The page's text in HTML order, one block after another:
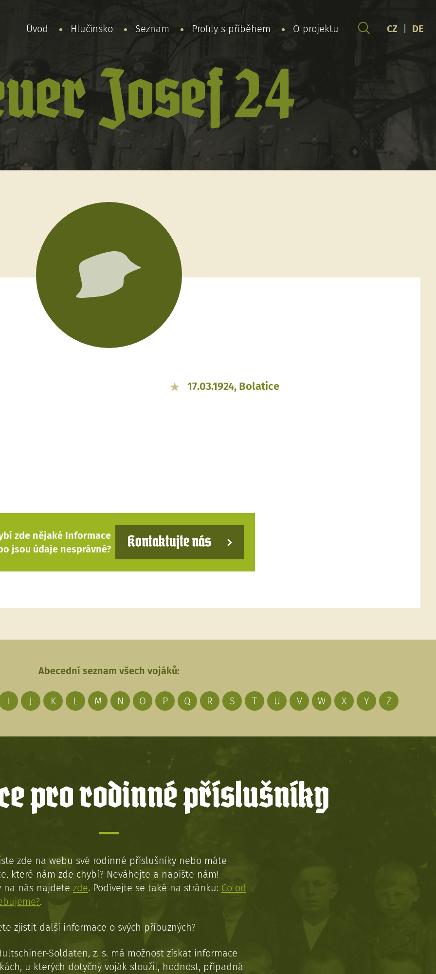
Úvod Hlučínsko Seznam Profily s příběhem O projektu CZ DE
Josef 24
17.03.1924, Bolatice
zde nějaké Informace
jsou údaje nesprávné?
Kontaktujte nás
Abecední seznam všech vojáků:
I J K L M N O P Q R S T U V W X Y Z
pro rodinné příslušníky
zde na webu své rodinné příslušníky nebo máte
které nám zde chybí? Neváhejte a napište nám!
na nás najdete zde. Podívejte se také na stránku: Co od
.
zjistit další informace o svých příbuzných?
Soldaten, z. s. má možnost získat informace
u kterých dotyčný voják sloužil, hodnost, případná